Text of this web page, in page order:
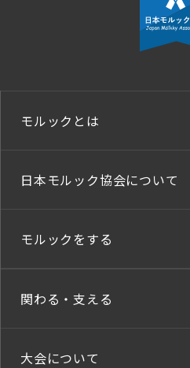
モルックとは
日本モルック協会について
モルックをする
関わる・支える
大会について